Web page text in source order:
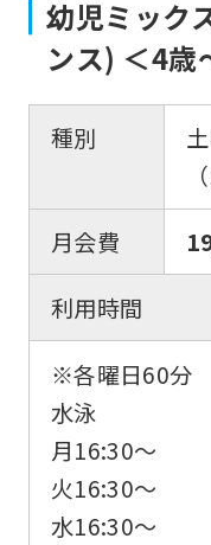
幼児ミック
ンス) ＜4歳
種別
月会費
利用時間
※各曜日60分
水泳
月16:30～
火16:30～
水16:30～